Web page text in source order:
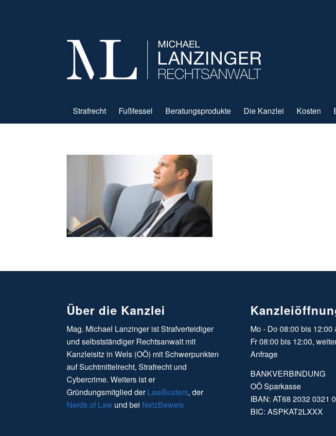
Strafrecht Fußfessel Beratungsprodukte Die Kanzlei Kosten
Über die Kanzlei
Mag. Michael Lanzinger ist Strafverteidiger
und selbstständiger Rechtsanwalt mit
Kanzleisitz in Wels (OÖ) mit Schwerpunkten
auf Suchtmittelrecht, Strafrecht und
Cybercrime. Weiters ist er
Gründungsmitglied derLawBusters, der
Nerds of Law und bei NetzBeweis
Mo - Do 08:00 bis 12:00
Fr 08:00 bis 12:00,
Anfrage
BANKVERBINDUNG
OÖ Sparkasse
IBAN: AT68 2032 0321
BIC: ASPKAT2LXXX